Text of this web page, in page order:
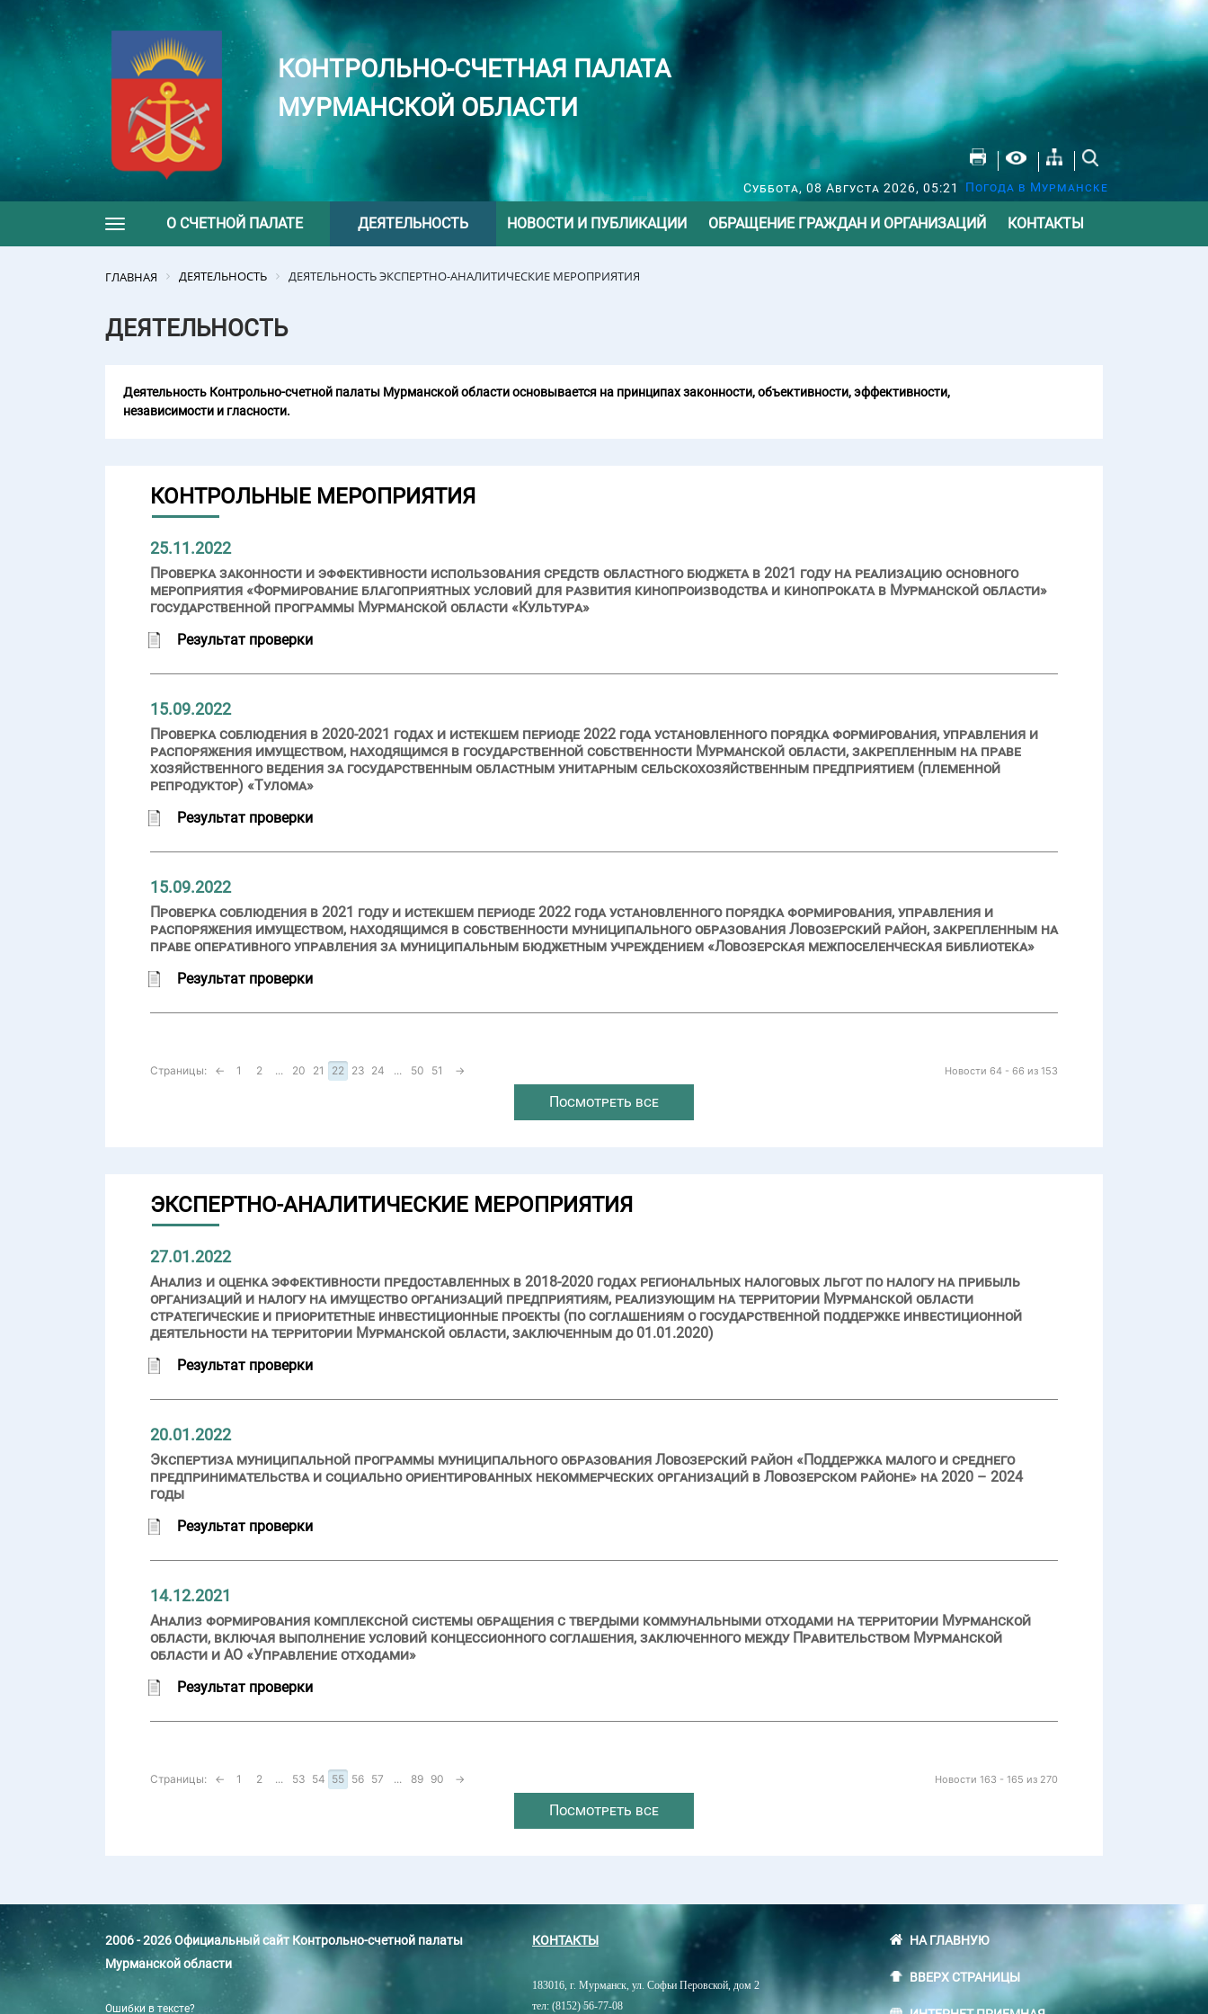
КОНТРОЛЬНО-СЧЕТНАЯ ПАЛАТА
МУРМАНСКОЙ ОБЛАСТИ
Суббота, 08 Августа 2026, 05:21 Погода в Мурманске
Toggle navigation
О СЧЕТНОЙ ПАЛАТЕ ДЕЯТЕЛЬНОСТЬ НОВОСТИ И ПУБЛИКАЦИИ ОБРАЩЕНИЕ ГРАЖДАН И ОРГАНИЗАЦИЙ КОНТАКТЫ
ГЛАВНАЯ ДЕЯТЕЛЬНОСТЬ ДЕЯТЕЛЬНОСТЬ ЭКСПЕРТНО-АНАЛИТИЧЕСКИЕ МЕРОПРИЯТИЯ
ДЕЯТЕЛЬНОСТЬ
Деятельность Контрольно-счетной палаты Мурманской области основывается на принципах законности, объективности, эффективности,
независимости и гласности.
КОНТРОЛЬНЫЕ МЕРОПРИЯТИЯ
25.11.2022
Проверка законности и эффективности использования средств областного бюджета в 2021 году на реализацию основного
мероприятия «Формирование благоприятных условий для развития кинопроизводства и кинопроката в Мурманской области»
государственной программы Мурманской области «Культура»
Результат проверки
15.09.2022
Проверка соблюдения в 2020-2021 годах и истекшем периоде 2022 года установленного порядка формирования, управления и
распоряжения имуществом, находящимся в государственной собственности Мурманской области, закрепленным на праве
хозяйственного ведения за государственным областным унитарным сельскохозяйственным предприятием (племенной
репродуктор) «Тулома»
Результат проверки
15.09.2022
Проверка соблюдения в 2021 году и истекшем периоде 2022 года установленного порядка формирования, управления и
распоряжения имуществом, находящимся в собственности муниципального образования Ловозерский район, закрепленным на
праве оперативного управления за муниципальным бюджетным учреждением «Ловозерская межпоселенческая библиотека»
Результат проверки
Новости 64 - 66 из 153
Страницы: ← 1 2 ... 20 21 22 23 24 ... 50 51 →
Посмотреть все
ЭКСПЕРТНО-АНАЛИТИЧЕСКИЕ МЕРОПРИЯТИЯ
27.01.2022
Анализ и оценка эффективности предоставленных в 2018-2020 годах региональных налоговых льгот по налогу на прибыль
организаций и налогу на имущество организаций предприятиям, реализующим на территории Мурманской области
стратегические и приоритетные инвестиционные проекты (по соглашениям о государственной поддержке инвестиционной
деятельности на территории Мурманской области, заключенным до 01.01.2020)
Результат проверки
20.01.2022
Экспертиза муниципальной программы муниципального образования Ловозерский район «Поддержка малого и среднего
предпринимательства и социально ориентированных некоммерческих организаций в Ловозерском районе» на 2020 – 2024
годы
Результат проверки
14.12.2021
Анализ формирования комплексной системы обращения с твердыми коммунальными отходами на территории Мурманской
области, включая выполнение условий концессионного соглашения, заключенного между Правительством Мурманской
области и АО «Управление отходами»
Результат проверки
Новости 163 - 165 из 270
Страницы: ← 1 2 ... 53 54 55 56 57 ... 89 90 →
Посмотреть все
2006 - 2026 Официальный сайт Контрольно-счетной палаты
Мурманской области
Ошибки в тексте?
КОНТАКТЫ
183016, г. Мурманск, ул. Софьи Перовской, дом 2
тел: (8152) 56-77-08
НА ГЛАВНУЮ
ВВЕРХ СТРАНИЦЫ